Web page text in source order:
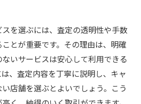
を選ぶには、査定の透明性や手数
とが重要です。その理由は、明確
いサービスは安心して利用できる
、査定内容を丁寧に説明し、キャ
店舗を選ぶとよいでしょう。こう